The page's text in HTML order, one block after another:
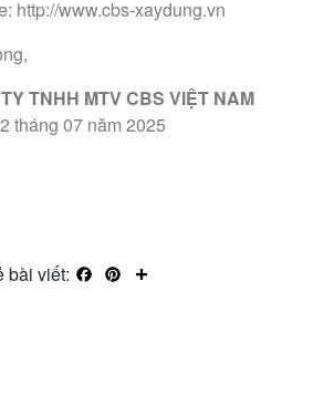
http://www.cbs-xaydung.vn
TNHH MTV CBS VIỆT NAM
tháng 07 năm 2025
bài viết: FacebookPinterest